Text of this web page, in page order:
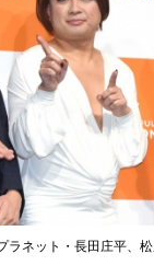
ラネット・長田庄平、